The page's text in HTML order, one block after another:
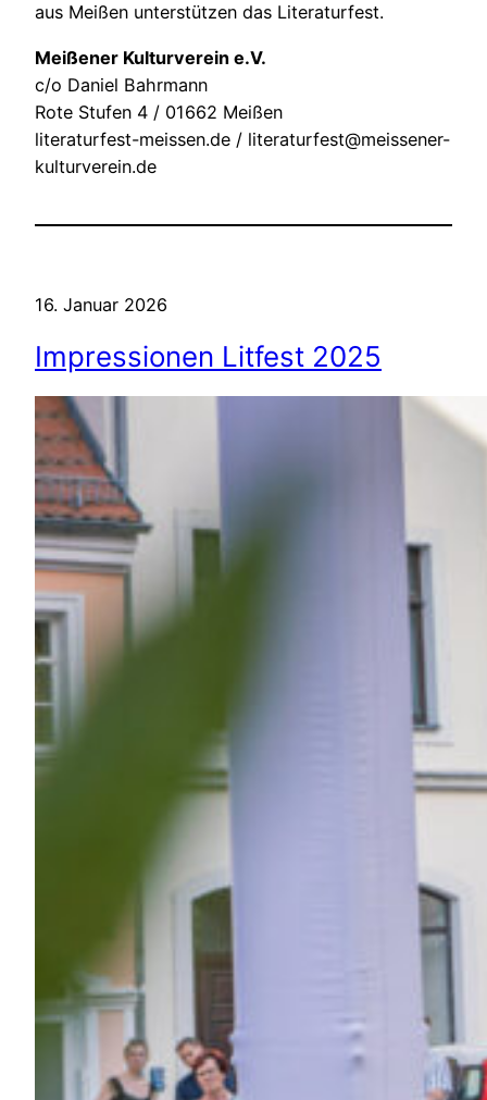
aus Meißen unterstützen das Literaturfest.
Meißener Kulturverein e.V.
c/o Daniel Bahrmann
Rote Stufen 4 / 01662 Meißen
literaturfest-meissen.de / literaturfest@meissener-
kulturverein.de
16. Januar 2026
Impressionen Litfest 2025